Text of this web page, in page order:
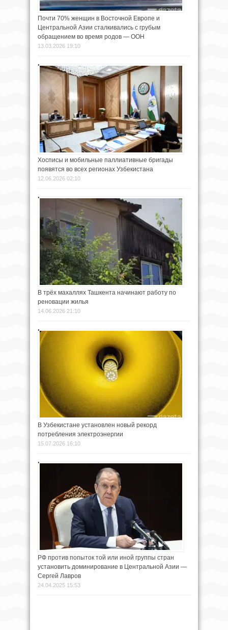
Почти 70% женщин в Восточной Европе и
Центральной Азии сталкивались с грубым
обращением во время родов — ООН
13.03.2026 19:10
Хосписы и мобильные паллиативные бригады
появятся во всех регионах Узбекистана
12.06.2026 02:10
В трёх махаллях Ташкента начинают работу по
реновации жилья
14.06.2026 21:10
В Узбекистане установлен новый рекорд
потребления электроэнергии
15.07.2026 16:10
РФ против попыток той или иной группы стран
установить доминирование в Центральной Азии —
Сергей Лавров
24.04.2025 15:53